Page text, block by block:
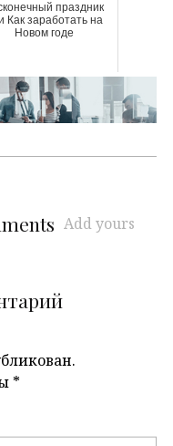
праздник
Как заработать на
Новом годе
Add yours
*